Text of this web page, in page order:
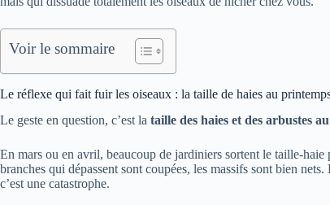
Voir le sommaire
Le réflexe qui fait fuir les oiseaux : la taille de haies au
Le geste en question, c’est la taille des haies et des arbustes
En mars ou en avril, beaucoup de jardiniers sortent le taille-
branches qui dépassent sont coupées, les massifs sont bien
c’est une catastrophe.